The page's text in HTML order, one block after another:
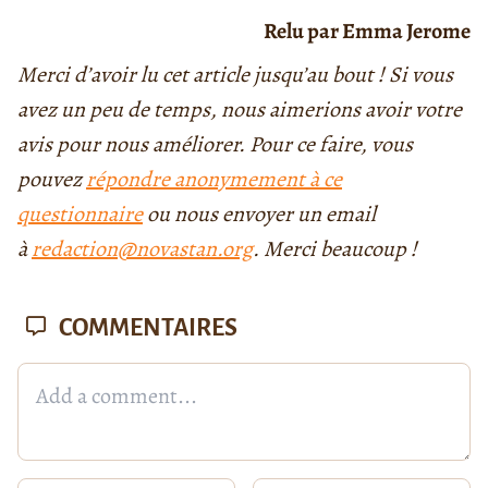
Relu par Emma Jerome
Merci d’avoir lu cet article jusqu’au bout ! Si vous
avez un peu de temps, nous aimerions avoir votre
avis pour nous améliorer. Pour ce faire, vous
pouvezrépondre anonymement à ce
questionnaireou nous envoyer un email
àredaction@novastan.org. Merci beaucoup !
COMMENTAIRES